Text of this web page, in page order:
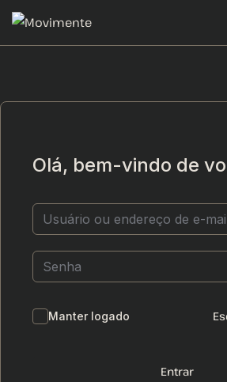
Olá, bem-vindo de
Manter logado
Entrar